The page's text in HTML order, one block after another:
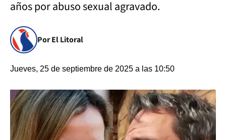
años por abuso sexual agravado.
Por El Litoral
Jueves, 25 de septiembre de 2025 a las 10:50